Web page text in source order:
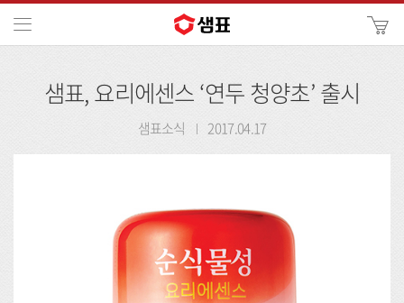
색
샘표, 요리에센스 ‘연두 청양초’ 출시
샘표소식 2017.04.17